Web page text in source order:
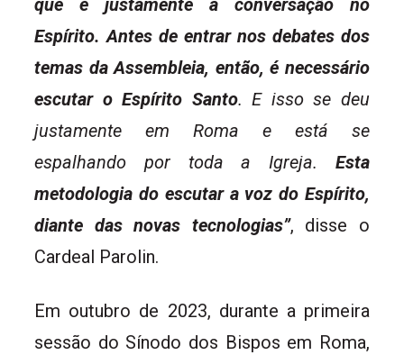
que é justamente a conversação no
Espírito. Antes de entrar nos debates dos
temas da Assembleia, então, é necessário
escutar o Espírito Santo. E isso se deu
justamente em Roma e está se
espalhando por toda a Igreja. Esta
metodologia do escutar a voz do Espírito,
diante das novas tecnologias”, disse o
Cardeal Parolin.
Em outubro de 2023, durante a primeira
sessão do Sínodo dos Bispos em Roma,